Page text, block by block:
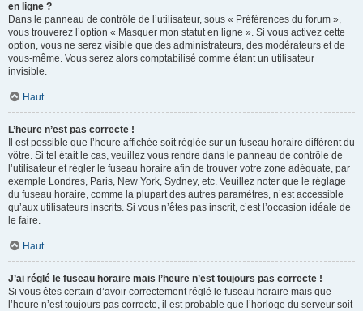
en ligne ?
Dans le panneau de contrôle de l’utilisateur, sous « Préférences du forum »,
vous trouverez l’option « Masquer mon statut en ligne ». Si vous activez cette
option, vous ne serez visible que des administrateurs, des modérateurs et de
vous-même. Vous serez alors comptabilisé comme étant un utilisateur
invisible.
Haut
L’heure n’est pas correcte !
Il est possible que l’heure affichée soit réglée sur un fuseau horaire différent du
vôtre. Si tel était le cas, veuillez vous rendre dans le panneau de contrôle de
l’utilisateur et régler le fuseau horaire afin de trouver votre zone adéquate, par
exemple Londres, Paris, New York, Sydney, etc. Veuillez noter que le réglage
du fuseau horaire, comme la plupart des autres paramètres, n’est accessible
qu’aux utilisateurs inscrits. Si vous n’êtes pas inscrit, c’est l’occasion idéale de
le faire.
Haut
J’ai réglé le fuseau horaire mais l’heure n’est toujours pas correcte !
Si vous êtes certain d’avoir correctement réglé le fuseau horaire mais que
l’heure n’est toujours pas correcte, il est probable que l’horloge du serveur soit